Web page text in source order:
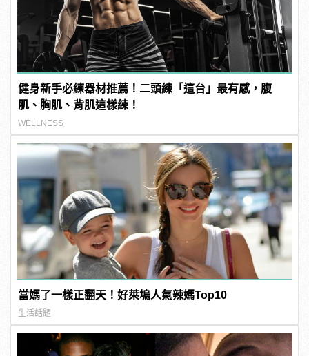
健身新手必練器材推薦！二頭練「這台」最有感，腹
肌、胸肌、背肌這樣練！
WELLNESS
當媽了一樣正翻天！好萊塢人氣辣媽Top10
生活話題